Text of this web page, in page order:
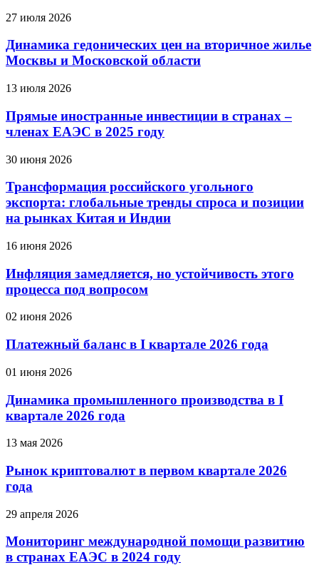
27 июля 2026
Динамика гедонических цен на вторичное жилье
Москвы и Московской области
13 июля 2026
Прямые иностранные инвестиции в странах –
членах ЕАЭС в 2025 году
30 июня 2026
Трансформация российского угольного
экспорта: глобальные тренды спроса и позиции
на рынках Китая и Индии
16 июня 2026
Инфляция замедляется, но устойчивость этого
процесса под вопросом
02 июня 2026
Платежный баланс в I квартале 2026 года
01 июня 2026
Динамика промышленного производства в I
квартале 2026 года
13 мая 2026
Рынок криптовалют в первом квартале 2026
года
29 апреля 2026
Мониторинг международной помощи развитию
в странах ЕАЭС в 2024 году